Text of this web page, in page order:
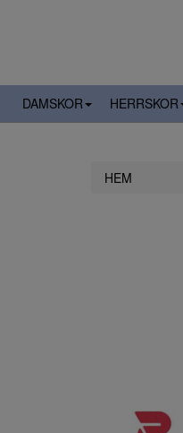
DAMSKOR HERRSKOR
HEM